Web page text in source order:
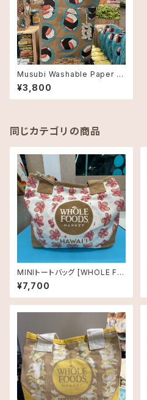
Musubi Washable Paper B
ag【Food Land】【フードラン
ド】
¥3,800
同じカテゴリの商品
MINIトートバッグ [WHOLE FO
ODS MARKET]プルメリア
¥7,700